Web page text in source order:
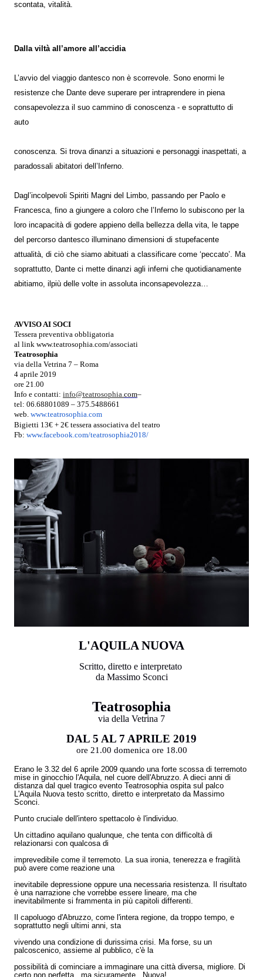
scontata, vitalità.
Dalla viltà all’amore all’accidia
L’avvio del viaggio dantesco non è scorrevole. Sono enormi le
resistenze che Dante deve superare per intraprendere in piena
consapevolezza il suo cammino di conoscenza - e soprattutto di
auto
conoscenza. Si trova dinanzi a situazioni e personaggi inaspettati, a
paradossali abitatori dell’Inferno.
Dagl’incolpevoli Spiriti Magni del Limbo, passando per Paolo e
Francesca, fino a giungere a coloro che l’Inferno lo subiscono per la
loro incapacità di godere appieno della bellezza della vita, le tappe
del percorso dantesco illuminano dimensioni di stupefacente
attualità, di ciò che siamo abituati a classificare come ‘peccato’. Ma
soprattutto, Dante ci mette dinanzi agli inferni che quotidianamente
abitiamo, ilpiù delle volte in assoluta inconsapevolezza…
AVVISO AI SOCI
Tessera preventiva obbligatoria
al link www.teatrosophia.com/associati
Teatrosophia
via della Vetrina 7 – Roma
4 aprile 2019
ore 21.00
Info e contatti: info@teatrosophia.com–
tel: 06.68801089 – 375.5488661
web. www.teatrosophia.com
Bigietti 13€ + 2€ tessera associativa del teatro
Fb: www.facebook.com/teatrosophia2018/
L'AQUILA NUOVA
Scritto, diretto e interpretato
da Massimo Sconci
Teatrosophia
via della Vetrina 7
DAL 5 AL 7 APRILE 2019
ore 21.00 domenica ore 18.00
Erano le 3.32 del 6 aprile 2009 quando una forte scossa di terremoto
mise in ginocchio l'Aquila, nel cuore dell'Abruzzo. A dieci anni di
distanza dal quel tragico evento Teatrosophia ospita sul palco
L'Aquila Nuova testo scritto, diretto e interpretato da Massimo
Sconci.
Punto cruciale dell'intero spettacolo è l'individuo.
Un cittadino aquilano qualunque, che tenta con difficoltà di
relazionarsi con qualcosa di
imprevedibile come il terremoto. La sua ironia, tenerezza e fragilità
può avere come reazione una
inevitabile depressione oppure una necessaria resistenza. Il risultato
è una narrazione che vorrebbe essere lineare, ma che
inevitabilmente si frammenta in più capitoli differenti.
Il capoluogo d'Abruzzo, come l'intera regione, da troppo tempo, e
soprattutto negli ultimi anni, sta
vivendo una condizione di durissima crisi. Ma forse, su un
palcoscenico, assieme al pubblico, c'è la
possibilità di cominciare a immaginare una città diversa, migliore. Di
certo non perfetta...ma sicuramente...Nuova!